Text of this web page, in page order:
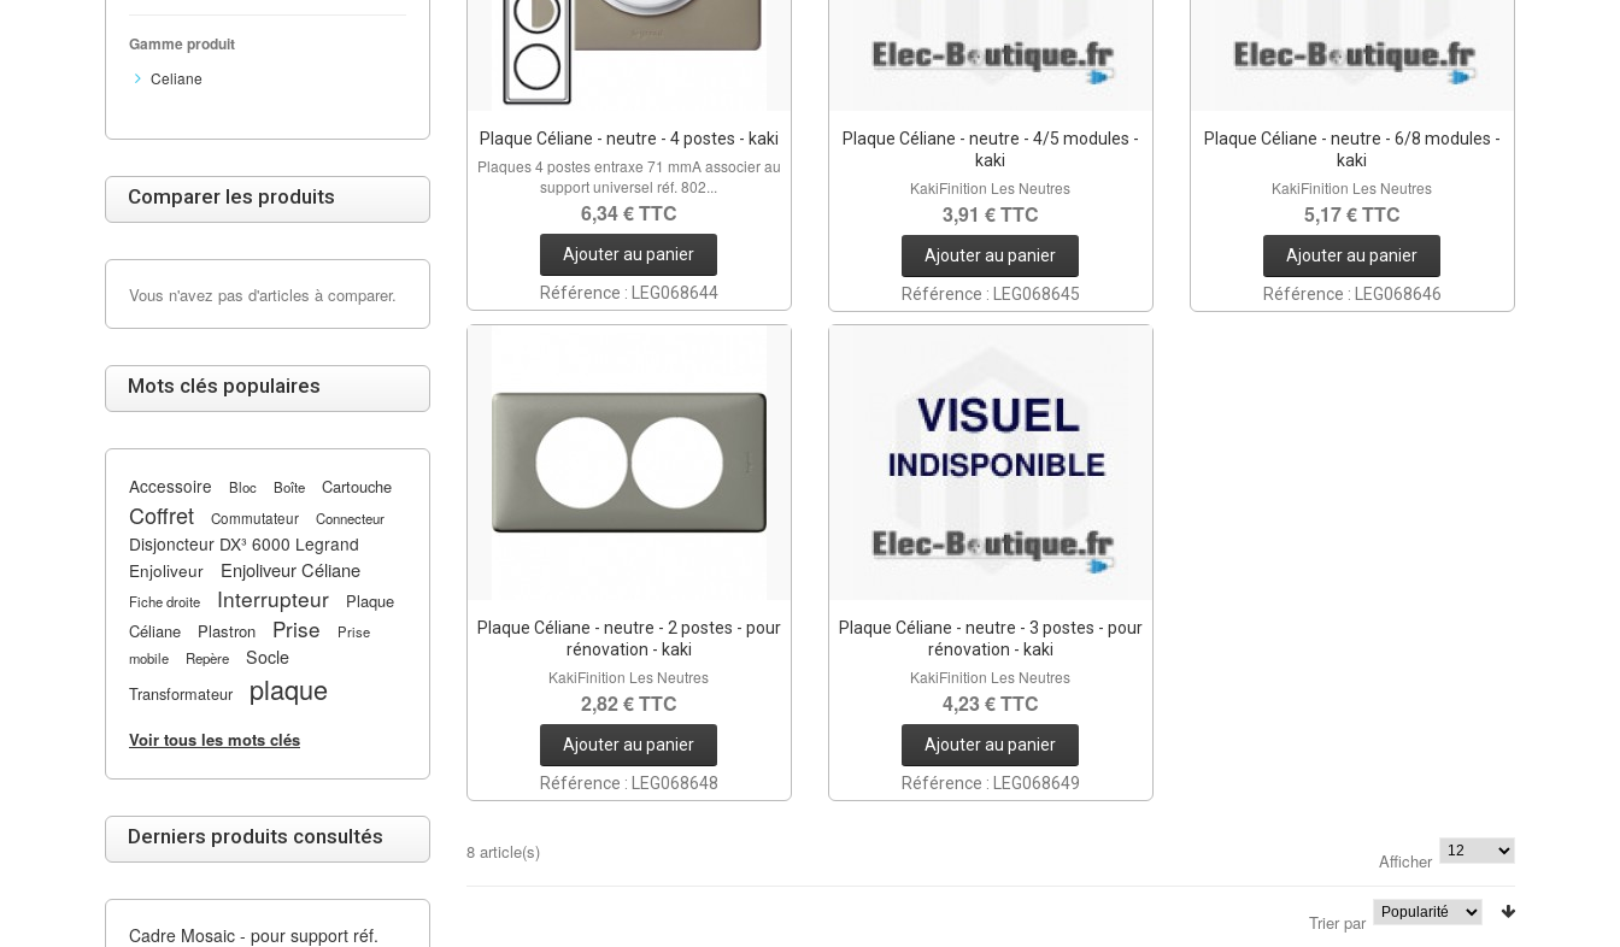
Plaque Céliane - neutre - 4 postes - kaki
Plaques 4 postes entraxe 71 mmA associer au
support universel réf. 802...
6,34 € TTC
Ajouter au panier
Référence : LEG068644
Plaque Céliane - neutre - 4/5 modules -
kaki
KakiFinition Les Neutres
3,91 € TTC
Ajouter au panier
Référence : LEG068645
Plaque Céliane - neutre - 6/8 modules -
kaki
KakiFinition Les Neutres
5,17 € TTC
Ajouter au panier
Référence : LEG068646
Plaque Céliane - neutre - 2 postes - pour
rénovation - kaki
KakiFinition Les Neutres
2,82 € TTC
Ajouter au panier
Référence : LEG068648
Plaque Céliane - neutre - 3 postes - pour
rénovation - kaki
KakiFinition Les Neutres
4,23 € TTC
Ajouter au panier
Référence : LEG068649
8 article(s) Afficher
Trier par
Gamme produit
Celiane
Comparer les produits
Vous n'avez pas d'articles à comparer.
Mots clés populaires
Accessoire Bloc Boîte Cartouche
Coffret Commutateur Connecteur
Disjoncteur DX³ 6000 Legrand
Enjoliveur
Enjoliveur Céliane
Fiche droite Interrupteur
Plaque
Céliane
Plastron Prise
Prise
mobile
Repère Socle
Transformateur plaque
Voir tous les mots clés
Derniers produits consultés
Cadre Mosaic - pour support réf.